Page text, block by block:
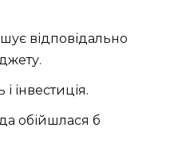
відповідально
інвестиція.
обійшлася б